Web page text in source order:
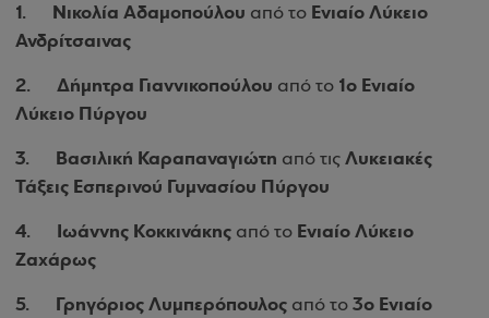
1. Νικολία Αδαμοπούλου από το Ενιαίο Λύκειο
Ανδρίτσαινας
2.
Δήμητρα Γιαννικοπούλου από το 1ο Ενιαίο
Λύκειο Πύργου
3.
Βασιλική Καραπαναγιώτη από τις Λυκειακές
Τάξεις Εσπερινού Γυμνασίου Πύργου
4.
Ιωάννης Κοκκινάκης από το Ενιαίο Λύκειο
Ζαχάρως
5.
Γρηγόριος Λυμπερόπουλος από το 3ο Ενιαίο